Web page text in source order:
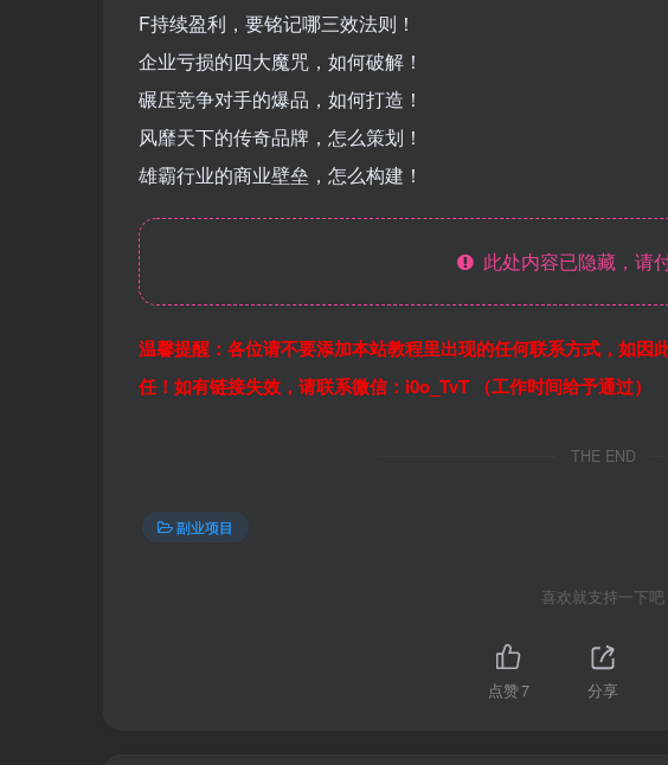
F持续盈利，要铭记哪三效法则！
企业亏损的四大魔咒，如何破解！
碾压竞争对手的爆品，如何打造！
风靡天下的传奇品牌，怎么策划！
雄霸行业的商业壁垒，怎么构建！
此处内容已隐藏，请
温馨提醒：各位请不要添加本站教程里出现的任何联系方式，如因
任！如有链接失效，请联系微信：i0o_TvT （工作时间给予通过）
THE END
副业项目
喜欢就支持一下吧
点赞7 分享